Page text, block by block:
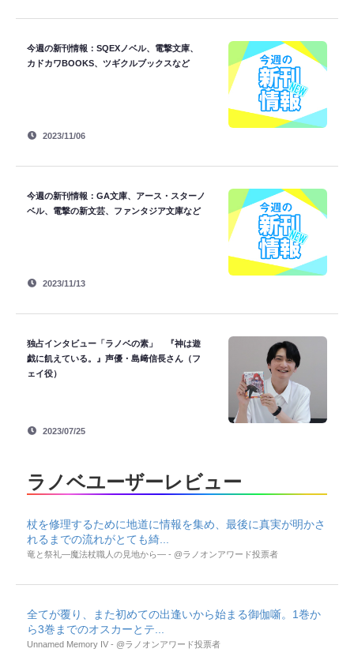
今週の新刊情報：SQEXノベル、電撃文庫、
カドカワBOOKS、ツギクルブックスなど
2023/11/06
今週の新刊情報：GA文庫、アース・スターノ
ベル、電撃の新文芸、ファンタジア文庫など
2023/11/13
独占インタビュー「ラノベの素」 『神は遊
戯に飢えている。』声優・島﨑信長さん（フ
ェイ役）
2023/07/25
ラノベユーザーレビュー
杖を修理するために地道に情報を集め、最後に真実が明かさ
れるまでの流れがとても綺...
竜と祭礼―魔法杖職人の見地から― - @ラノオンアワード投票者
全てが覆り、また初めての出逢いから始まる御伽噺。1巻か
ら3巻までのオスカーとテ...
Unnamed Memory IV - @ラノオンアワード投票者